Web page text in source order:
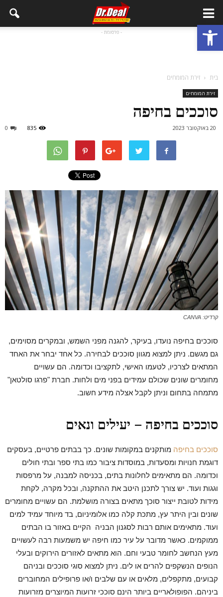
פתח סרגל נגישות - פרסומת -
בית זירת המומחים
זירת המומחים
סוככים בחיפה
20 באוקטובר 2023 0 835
קרדיט: CANVA
סוככים בחיפה נועדו, בעיקר, להגנה מפני השמש, ובמקרים מסוימים,
גם מגשם. ניתן למצוא מגוון סוככים לבחירה. כל אחד יבחר את האחד
המתאים לצרכיו, לטעמו האישי, לתקציבו וכדומה. הם עשויים
מחומרים שונים שכולם עמידים בפני מים ולחות. חברת "פרגו סולטאן"
מתמחה בתחום וניתן לקבל אצלה מידע חשוב.
סוככים בחיפה – יעילים ונאים
סוככים בחיפה מותקנים במקומות שונים. כך בבתים פרטיים, בעסקים
דוגמת חנויות ומסעדות, במוסדות ציבור כמו בתי ספר ובתי חולים
וכדומה. הם מתאימים לחלונות בתים, בכניסה למבנה, על מרפסות
וגגות ועוד. יש צורך לתכנן היטב את ההתקנה, ובכל מקרה, לקחת
מידות לטובת ייצור סוכך מתאים בצורה מושלמת. הם עשויים מחומרים
שונים ובין היתר עץ, מתכת קלה כמו אלומיניום, בד מיוחד עמיד למים
ועוד. מתאימים אותם רבות לסגנון הבניה הקיים באזור בו הבתים
ממוקמים. כאשר מדובר על עיר כמו חיפה יש משמעות רבה לעשויים
מעץ הנחשב לחומר טבעי וחם. הוא מתאים לאזורים הירוקים ובעלי
הנופים הנשקפים להרים או לים. ניתן למצוא סוגי סוככים ובניהם
קבועים, מתקפלים, מלאים או עם שלבים ו/או פרופילים המחוברים
ביניהם. הפופולאריים ביותר הינם סוככי זרועות המיוצרים מזרועות